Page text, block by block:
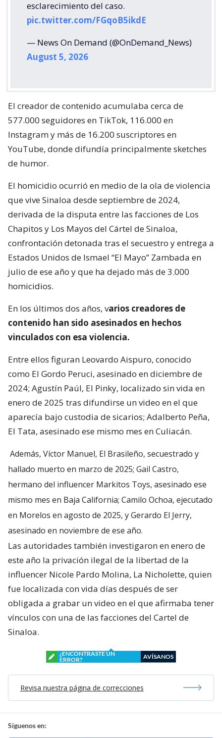
esclarecimiento del caso.
pic.twitter.com/FGqoB5ikdE
— News On Demand (@OnDemand_News)
August 5, 2026
El creador de contenido acumulaba cerca de
577.000 seguidores en TikTok, 116.000 en
Instagram y más de 16.200 suscriptores en
YouTube, donde difundía principalmente sketches
de humor.
El homicidio ocurrió en medio de la ola de violencia
que vive Sinaloa desde septiembre de 2024,
derivada de la disputa entre las facciones de Los
Chapitos y Los Mayos del Cártel de Sinaloa,
confrontación detonada tras el secuestro y entrega a
Estados Unidos de Ismael “El Mayo” Zambada en
julio de ese año y que ha dejado más de 3.000
homicidios.
En los últimos dos años, varios creadores de
contenido han sido asesinados en hechos
vinculados con esa violencia.
Entre ellos figuran Leovardo Aispuro, conocido
como El Gordo Peruci, asesinado en diciembre de
2024; Agustín Paúl, El Pinky, localizado sin vida en
enero de 2025 tras difundirse un video en el que
aparecía bajo custodia de sicarios; Adalberto Peña,
El Tata, asesinado ese mismo mes en Culiacán.
Además, Víctor Manuel, El Brasileño, secuestrado y
hallado muerto en marzo de 2025; Gail Castro,
hermano del influencer Markitos Toys, asesinado ese
mismo mes en Baja California; Camilo Ochoa, ejecutado
en Morelos en agosto de 2025, y Gerardo El Jerry,
asesinado en noviembre de ese año.
Las autoridades también investigaron en enero de
este año la privación ilegal de la libertad de la
influencer Nicole Pardo Molina, La Nicholette, quien
fue localizada con vida días después de ser
obligada a grabar un video en el que afirmaba tener
vínculos con una de las facciones del Cartel de
Sinaloa.
¿ENCONTRASTE UN
ERROR?
AVÍSANOS
Revisa nuestra página de correcciones
Síguenos en: